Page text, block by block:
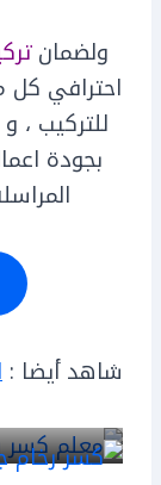
ولضمان
احترافي كل
للتركيب ،
بجودة
شاهد أيضا :